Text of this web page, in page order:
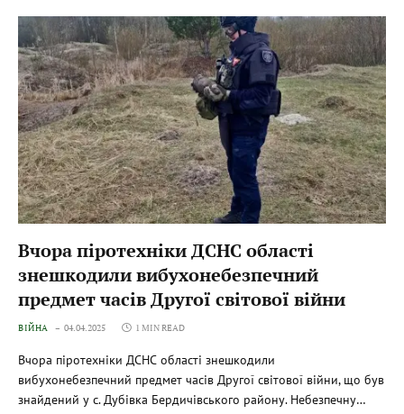
Вчора піротехніки ДСНС області
знешкодили вибухонебезпечний
предмет часів Другої світової війни
ВІЙНА 04.04.2025 1 MIN READ
Вчора піротехніки ДСНС області знешкодили
вибухонебезпечний предмет часів Другої світової війни, що був
знайдений у с. Дубівка Бердичівського району. Небезпечну…